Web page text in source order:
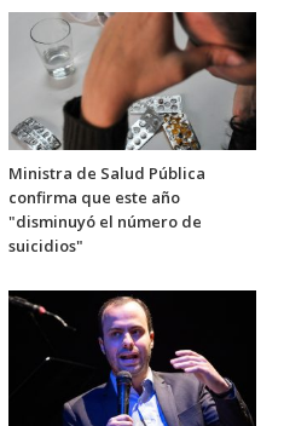
Ministra de Salud Pública
confirma que este año
"disminuyó el número de
suicidios"